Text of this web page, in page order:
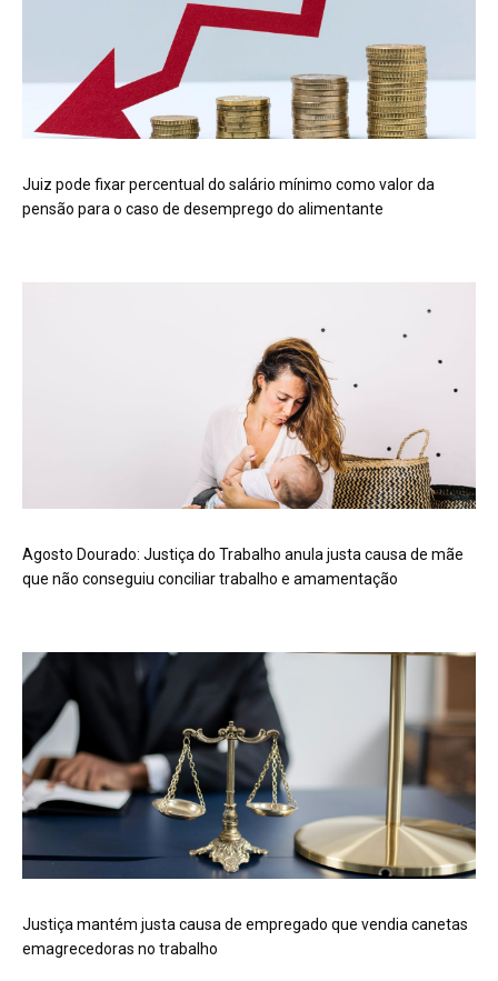
Juiz pode fixar percentual do salário mínimo como valor da
pensão para o caso de desemprego do alimentante
Agosto Dourado: Justiça do Trabalho anula justa causa de mãe
que não conseguiu conciliar trabalho e amamentação
Justiça mantém justa causa de empregado que vendia canetas
emagrecedoras no trabalho